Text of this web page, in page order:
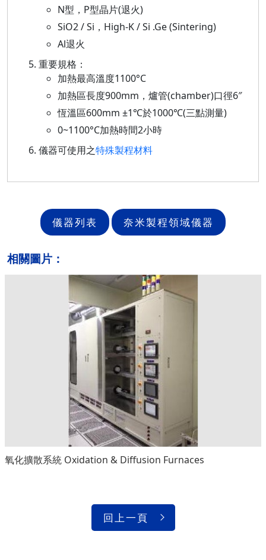
N型，P型晶片(退火)
SiO2 / Si，High-K / Si .Ge (Sintering)
Al退火
重要規格：
加熱最高溫度1100°C
加熱區長度900mm，爐管(chamber)口徑6″
恆溫區600mm ±1℃於1000℃(三點測量)
0~1100°C加熱時間2小時
儀器可使用之特殊製程材料
儀器列表 奈米製程領域儀器
相關圖片：
氧化擴散系統 Oxidation & Diffusion Furnaces
回上一頁